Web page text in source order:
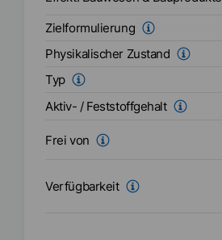
Zielformulierung
Physikalischer Zustand
Typ
Aktiv- / Feststoffgehalt
Frei von
Verfügbarkeit